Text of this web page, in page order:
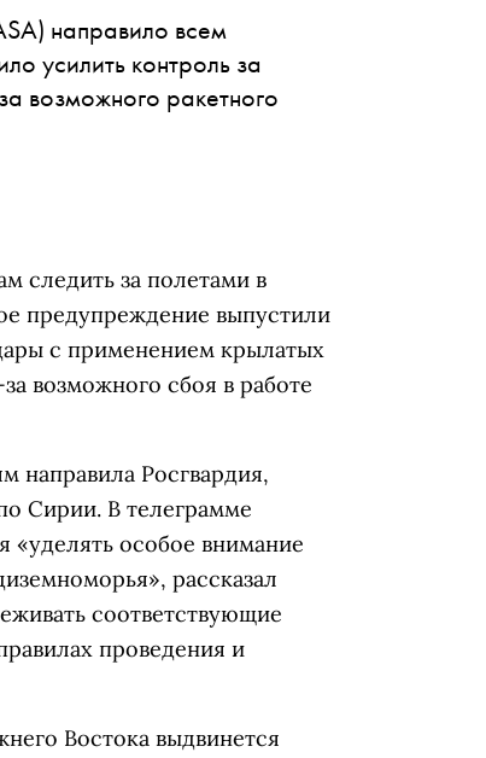
направило всем
усилить контроль за
возможного ракетного
следить за полетами в
предупреждение выпустили
с применением крылатых
возможного сбоя в работе
направила Росгвардия,
Сирии. В телеграмме
«уделять особое внимание
рассказал
соответствующие
проведения и
Востока выдвинется